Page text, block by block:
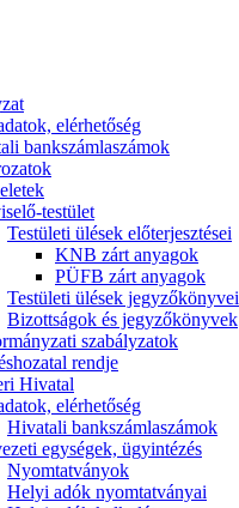
elérhetőség
bankszámlaszámok
testület
Testületi ülések előterjesztései
KNB zárt anyagok
PÜFB zárt anyagok
Testületi ülések jegyzőkönyvei
Bizottságok és jegyzőkönyvek
szabályzatok
rendje
Hivatal
elérhetőség
Hivatali bankszámlaszámok
egységek, ügyintézés
Nyomtatványok
Helyi adók nyomtatványai